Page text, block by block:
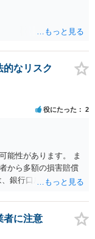
的なリスク
役にたった 2
能性があります。 ま
から多額の損害賠償
銀行口座を凍結さ
に他人に口座情報を
者に注意